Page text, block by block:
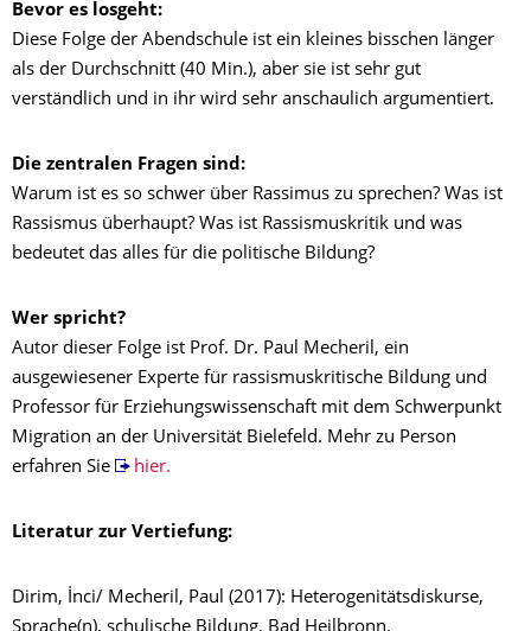
Bevor es losgeht:
Diese Folge der Abendschule ist ein kleines bisschen länger
als der Durchschnitt (40 Min.), aber sie ist sehr gut
verständlich und in ihr wird sehr anschaulich argumentiert.
Die zentralen Fragen sind:
Warum ist es so schwer über Rassimus zu sprechen? Was ist
Rassismus überhaupt? Was ist Rassismuskritik und was
bedeutet das alles für die politische Bildung?
Wer spricht?
Autor dieser Folge ist Prof. Dr. Paul Mecheril, ein
ausgewiesener Experte für rassismuskritische Bildung und
Professor für Erziehungswissenschaft mit dem Schwerpunkt
Migration an der Universität Bielefeld. Mehr zu Person
erfahren Sie
hier.
Literatur zur Vertiefung:
Dirim, İnci/ Mecheril, Paul (2017): Heterogenitätsdiskurse,